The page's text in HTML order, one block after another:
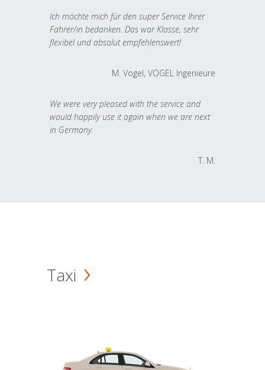
Ich möchte mich für den super Service Ihrer
Fahrer/in bedanken. Das war Klasse, sehr
flexibel und absolut empfehlenswert!
M. Vogel, VOGEL Ingenieure
We were very pleased with the service and
would happily use it again when we are next
in Germany.
T. M.
Taxi